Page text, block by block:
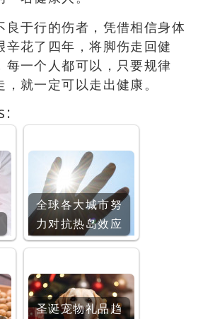
良于行的伤者，凭借相信身体
辛花了四年，将脚伤走回健
每一个人都可以，只要规律
就一定可以走出健康。
全球各大城市努
力对抗热岛效应
圣诞宠物礼品趋